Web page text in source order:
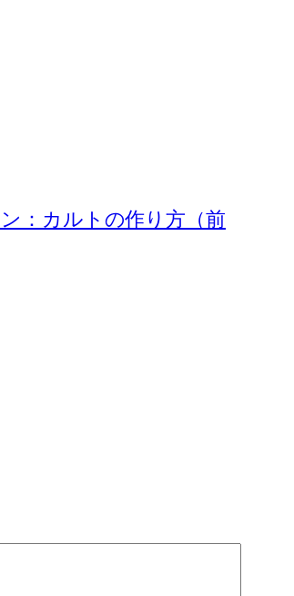
：カルトの作り方（前